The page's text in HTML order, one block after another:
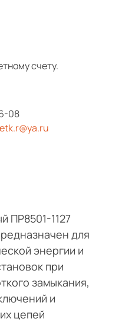
счету.
08
etk.r@ya.ru
ПР8501-1127
для
энергии и
при
замыкания,
и
цепей